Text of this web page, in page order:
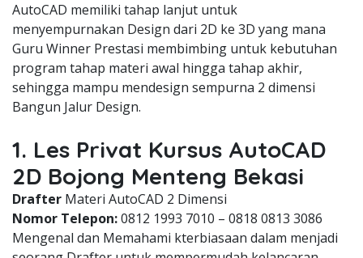
AutoCAD memiliki tahap lanjut untuk
menyempurnakan Design dari 2D ke 3D yang mana
Guru Winner Prestasi membimbing untuk kebutuhan
program tahap materi awal hingga tahap akhir,
sehingga mampu mendesign sempurna 2 dimensi
Bangun Jalur Design.
1. Les Privat Kursus AutoCAD
2D Bojong Menteng Bekasi
Drafter Materi AutoCAD 2 Dimensi
Nomor Telepon:0812 1993 7010 – 0818 0813 3086
Mengenal dan Memahami kterbiasaan dalam menjadi